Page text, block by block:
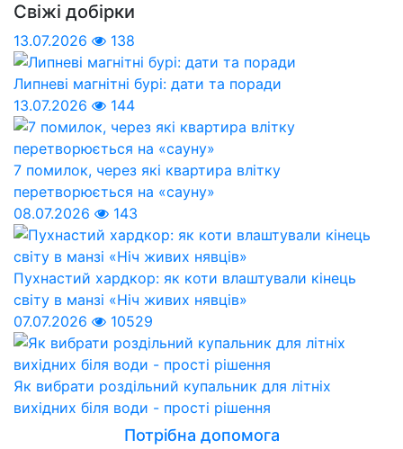
Свіжі добірки
13.07.2026 138
Липневі магнітні бурі: дати та поради
13.07.2026
144
7 помилок, через які квартира влітку
перетворюється на «сауну»
08.07.2026
143
Пухнастий хардкор: як коти влаштували кінець
світу в манзі «Ніч живих нявців»
07.07.2026
10529
Як вибрати роздільний купальник для літніх
вихідних біля води - прості рішення
Потрібна допомога